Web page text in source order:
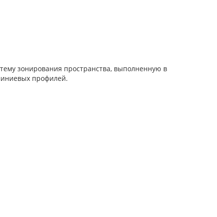
зонирования пространства, выполненную в
профилей.